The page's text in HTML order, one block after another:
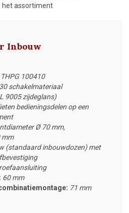
het assortiment
Inbouw
THPG 100410
schakelmateriaal
9005 zijdeglans)
bedieningsdelen op een
Ø 70 mm,
mm
(standaard inbouwdozen) met
60 mm
71 mm